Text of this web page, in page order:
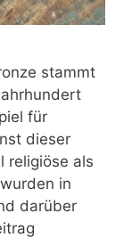
stammt
für
dieser
religiöse als
in
darüber